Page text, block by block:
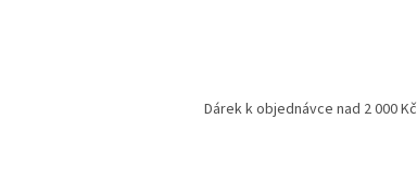
Dárek k objednávce nad 2 000 Kč